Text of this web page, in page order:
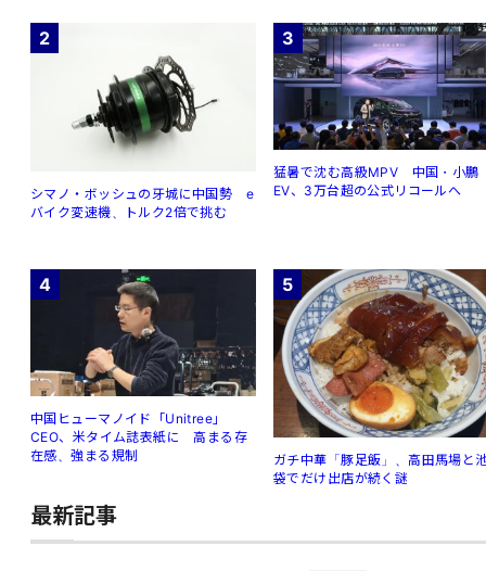
2
シマノ・ボッシュの牙城に中国勢 e
バイク変速機、トルク2倍で挑む
3
猛暑で沈む高級MPV 中国・小鵬
EV、3万台超の公式リコールへ
4
中国ヒューマノイド「Unitree」
CEO、米タイム誌表紙に 高まる存
在感、強まる規制
5
ガチ中華「豚足飯」、高田馬場と
袋でだけ出店が続く謎
最新記事